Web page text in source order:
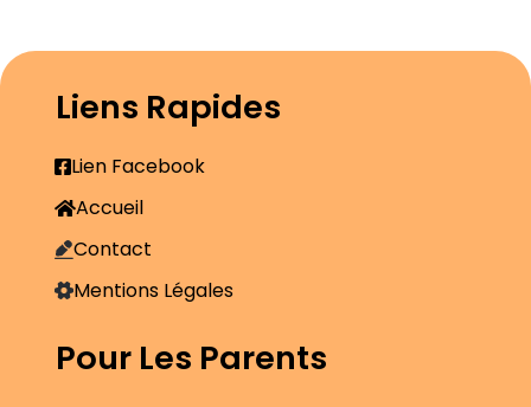
Liens Rapides
Lien Facebook
Accueil
Contact
Mentions Légales
Pour Les Parents